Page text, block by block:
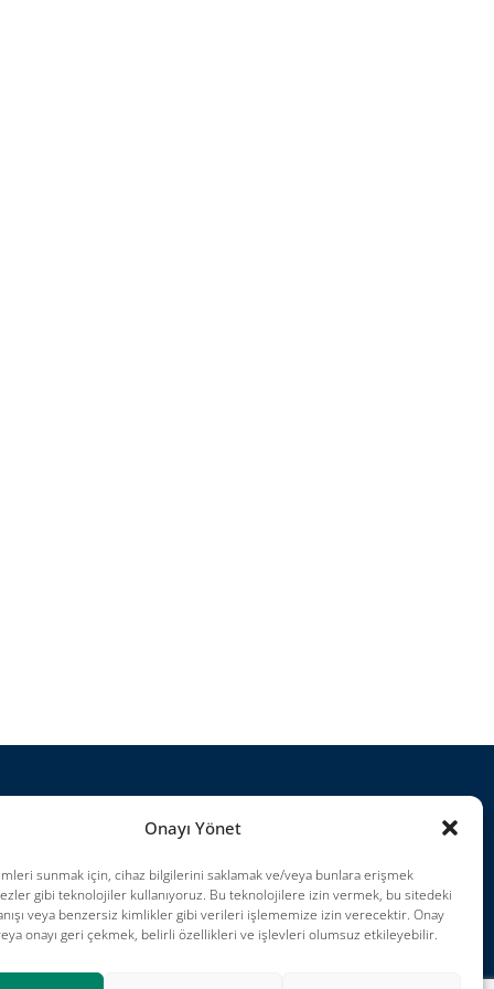
Onayı Yönet
sunmak için, cihaz bilgilerini saklamak ve/veya bunlara erişmek
gibi teknolojiler kullanıyoruz. Bu teknolojilere izin vermek, bu sitedeki
veya benzersiz kimlikler gibi verileri işlememize izin verecektir. Onay
onayı geri çekmek, belirli özellikleri ve işlevleri olumsuz etkileyebilir.
Koşulları